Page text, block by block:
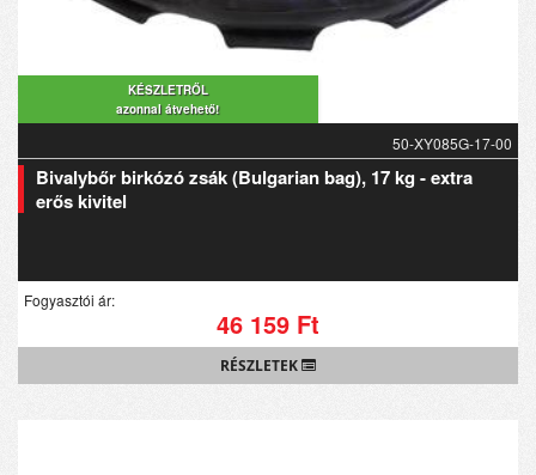
KÉSZLETRŐL
azonnal átvehető!
50-XY085G-17-00
Bivalybőr birkózó zsák (Bulgarian bag), 17 kg - extra
erős kivitel
Fogyasztói ár:
46 159 Ft
RÉSZLETEK